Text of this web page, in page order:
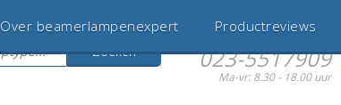
Zoeken
Hulp nodig?
023-5517909
Ma-vr: 8.30 - 18.00 uur
Over beamerlampenexpert Productreviews